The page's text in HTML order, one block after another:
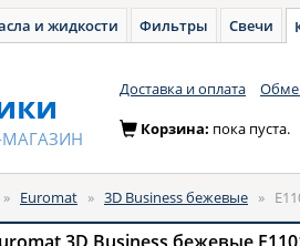
и жидкости Фильтры Свечи
МАГАЗИН
Доставка и оплата
Корзина: пока пуста.
» Euromat » 3D Business бежевые »